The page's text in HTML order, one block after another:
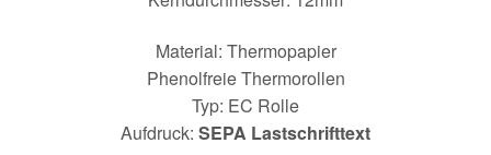
Material: Thermopapier
Phenolfreie Thermorollen
Typ: EC Rolle
Aufdruck: SEPA Lastschrifttext